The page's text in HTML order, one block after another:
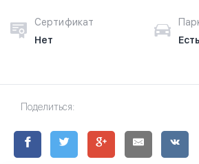
Сертификат
Нет
Есть
Поделиться: